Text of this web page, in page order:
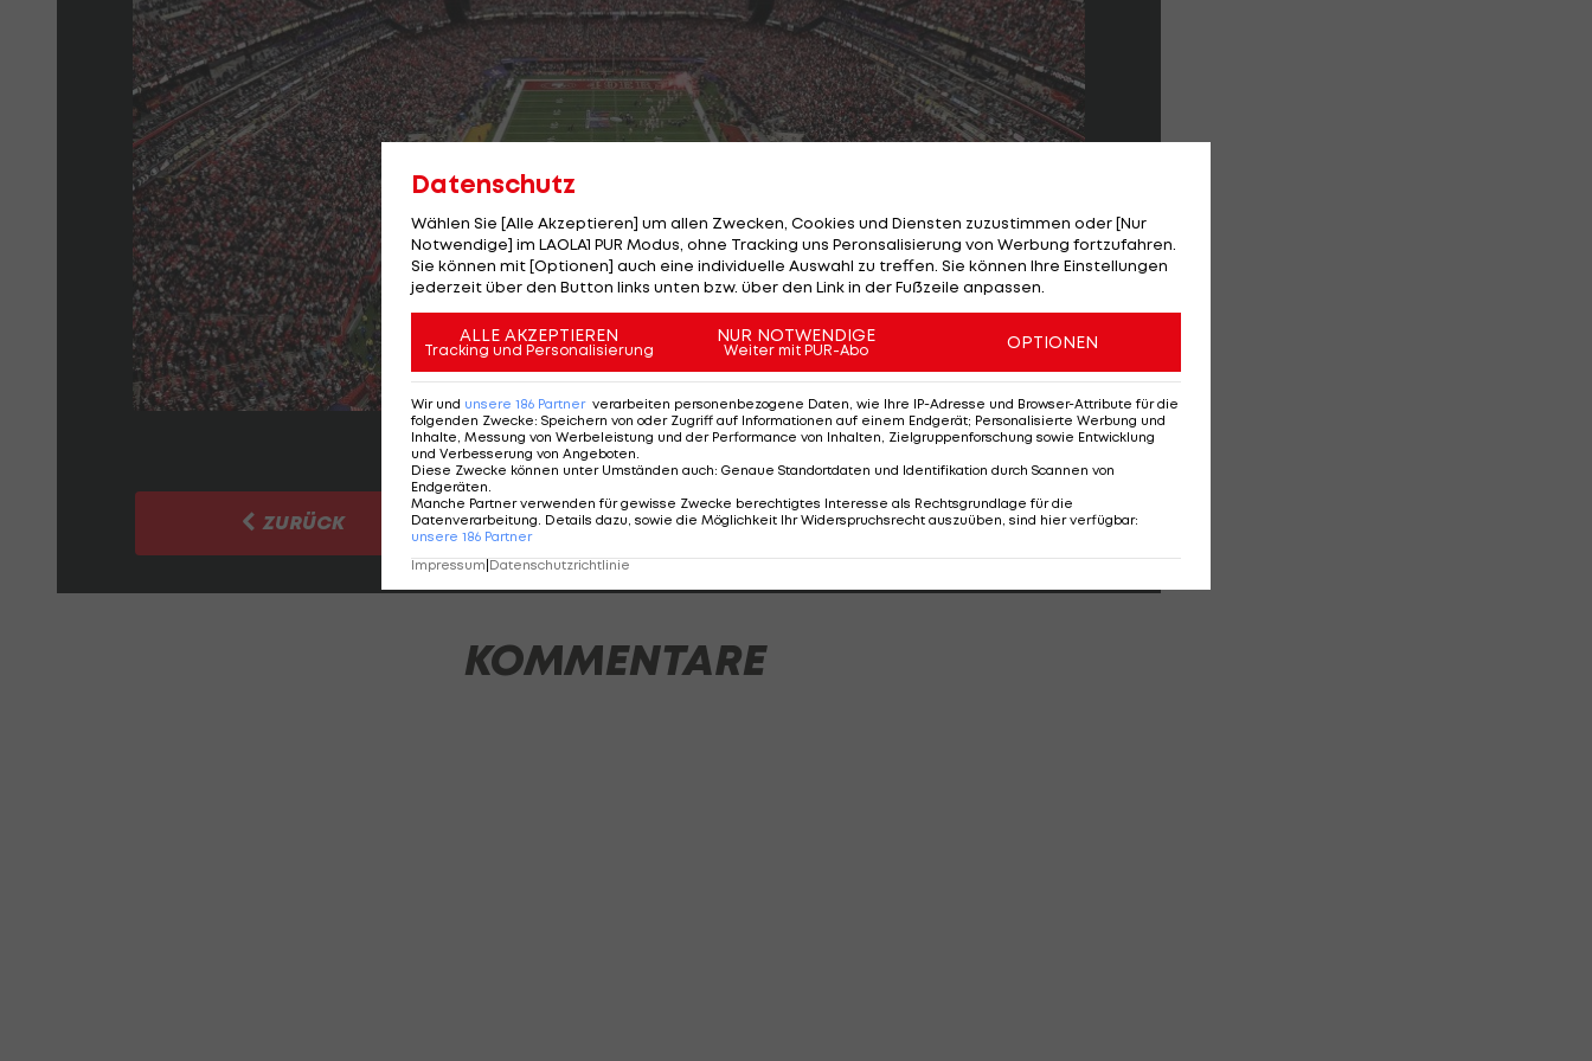
2/46
ZURÜCK SEITE 2 VON 46 WEITER
KOMMENTARE
Datenschutz
Wählen Sie [Alle Akzeptieren] um allen Zwecken, Cookies und Diensten zuzustimmen oder [Nur
Notwendige] im LAOLA1 PUR Modus, ohne Tracking uns Peronsalisierung von Werbung fortzufahren.
Sie können mit [Optionen] auch eine individuelle Auswahl zu treffen. Sie können Ihre Einstellungen
jederzeit über den Button links unten bzw. über den Link in der Fußzeile anpassen.
ALLE AKZEPTIEREN
Tracking und Personalisierung
NUR NOTWENDIGE
Weiter mit PUR-Abo OPTIONEN
Wir und unsere 186 Partner verarbeiten personenbezogene Daten, wie Ihre IP-Adresse und Browser-Attribute für die
folgenden Zwecke: Speichern von oder Zugriff auf Informationen auf einem Endgerät; Personalisierte Werbung und
Inhalte, Messung von Werbeleistung und der Performance von Inhalten, Zielgruppenforschung sowie Entwicklung
und Verbesserung von Angeboten
Diese Zwecke können unter Umständen auch: Genaue Standortdaten und Identifikation durch Scannen von
Endgeräten
Manche Partner verwenden für gewisse Zwecke berechtigtes Interesse als Rechtsgrundlage für die
Datenverarbeitung. Details dazu, sowie die Möglichkeit Ihr Widerspruchsrecht auszuüben, sind hier verfügbar:
unsere 186 Partner
Impressum|Datenschutzrichtlinie